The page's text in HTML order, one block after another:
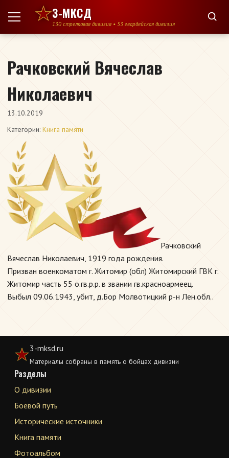
Перейти к содержимому
3-МКСД
130 стрелковая дивизия • 53 гвардейская дивизия
Рачковский Вячеслав
Николаевич
13.10.2019
Категории: Книга памяти
Рачковский
Вячеслав Николаевич, 1919 года рождения.
Призван военкоматом г. Житомир (обл) Житомирский ГВК г.
Житомир часть 55 о.гв.р.р. в звании гв.красноармеец.
Выбыл 09.06.1943, убит, д.Бор Молвотицкий р-н Лен.обл..
3-mksd.ru
Материалы собраны в память о бойцах дивизии
Разделы
О дивизии
Боевой путь
Исторические источники
Книга памяти
Фотоальбом